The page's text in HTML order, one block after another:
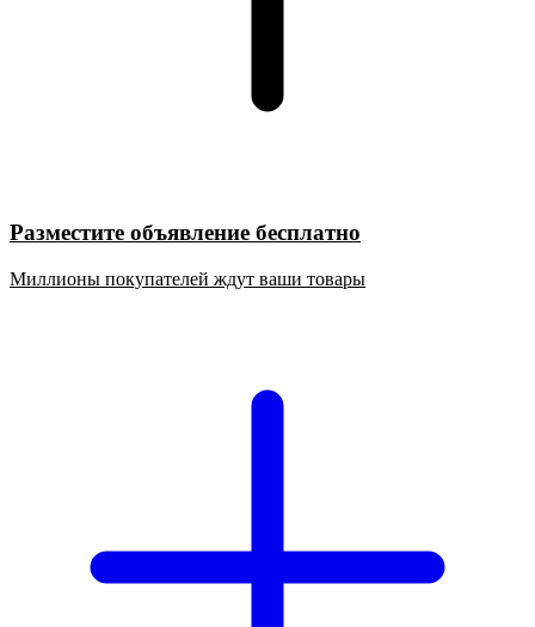
Разместите объявление бесплатно
Миллионы покупателей ждут ваши товары